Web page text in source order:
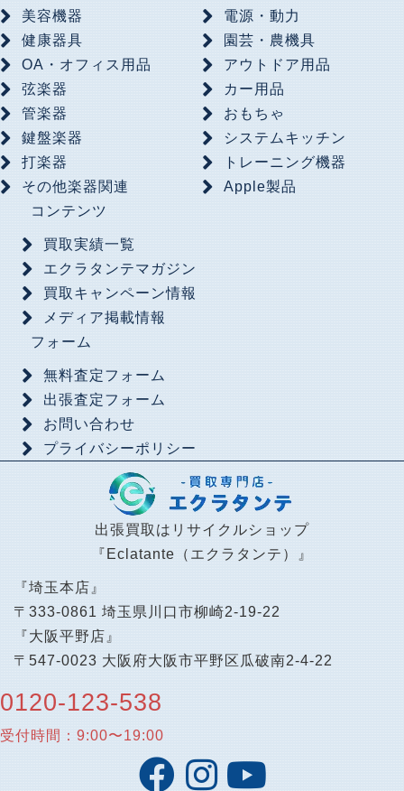
美容機器
健康器具
OA・オフィス用品
弦楽器
管楽器
鍵盤楽器
打楽器
その他楽器関連
電源・動力
園芸・農機具
アウトドア用品
カー用品
おもちゃ
システムキッチン
トレーニング機器
Apple製品
コンテンツ
買取実績一覧
エクラタンテマガジン
買取キャンペーン情報
メディア掲載情報
フォーム
無料査定フォーム
出張査定フォーム
お問い合わせ
プライバシーポリシー
出張買取はリサイクルショップ
『Eclatante（エクラタンテ）』
『埼玉本店』
〒333-0861 埼玉県川口市柳崎2-19-22
『大阪平野店』
〒547-0023 大阪府大阪市平野区瓜破南2-4-22
0120-123-538
受付時間：9:00〜19:00